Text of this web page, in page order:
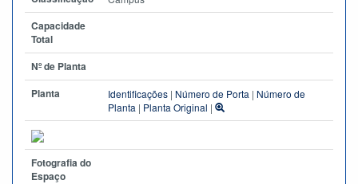
Capacidade
Total
Nº de Planta
Planta
Identificações | Número de Porta | Número de
Planta | Planta Original |
Fotografia do
Espaço